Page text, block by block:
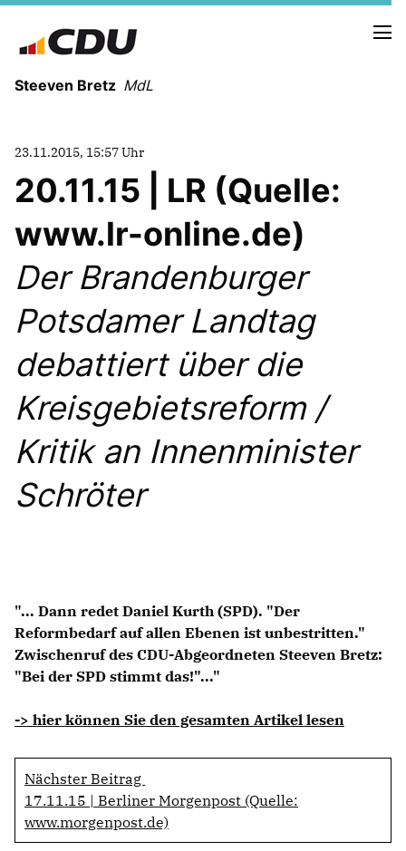
Steeven Bretz MdL
VITA
WAHLKREISBESUCHE
PRESSEFOTOS
MEIN BÜRGERBÜRO
MEIN WAHLKREIS
ZIELE
Redebeiträge
Anträge CDU
Kleine Anfragen
23.11.2015, 15:57 Uhr
20.11.15 | LR (Quelle:
www.lr-online.de)
Der Brandenburger
Potsdamer Landtag
debattiert über die
Kreisgebietsreform /
Kritik an Innenminister
Schröter
"... Dann redet Daniel Kurth (SPD). "Der
Reformbedarf auf allen Ebenen ist unbestritten."
Zwischenruf des CDU-Abgeordneten Steeven Bretz:
"Bei der SPD stimmt das!"..."
-> hier können Sie den gesamten Artikel lesen
Nächster Beitrag
17.11.15 | Berliner Morgenpost (Quelle:
www.morgenpost.de)